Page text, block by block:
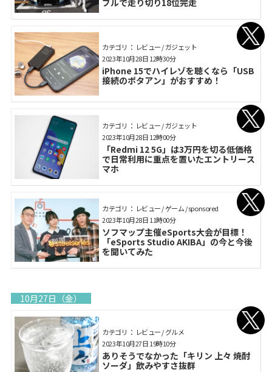
カテゴリ： レビュー / ガジェット
iPhone 15でハイレゾを聴くなら「USB
接続のポタアン」がおすすめ！
2023年10月28日 12時30分
カテゴリ： レビュー / ガジェット
「Redmi 12 5G」は3万円を切る低価格
で日常利用に重点を置いたエントリース
マホ
2023年10月28日 12時00分
カテゴリ： レビュー / ゲーム / sponsored
ソフマップ主催eSports大会が目標！
「eSports Studio AKIBA」の今と今後
を聞いてみた
2023年10月28日 11時00分
10月27日（金）
カテゴリ： レビュー / グルメ
ありそうでなかった「キリン 上々 焼酎
ソーダ」飲みやすさ抜群
2023年10月27日 19時10分